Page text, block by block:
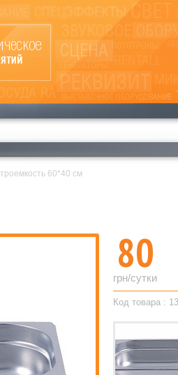
60*40 см
80
грн/сутки
Код товара :